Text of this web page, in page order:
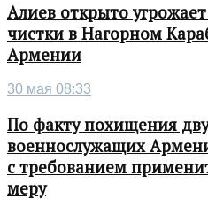
Алиев открыто
чистки в Нагорном
Армении
30 мая 08:33
По факту похищения
военнослужащих
с требованием
меру